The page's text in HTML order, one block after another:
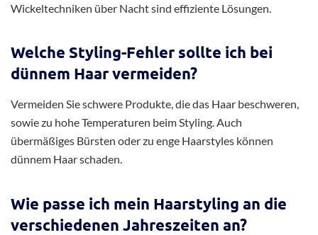
Wickeltechniken über Nacht sind effiziente Lösungen.
Welche Styling-Fehler sollte ich bei
dünnem Haar vermeiden?
Vermeiden Sie schwere Produkte, die das Haar beschweren,
sowie zu hohe Temperaturen beim Styling. Auch
übermäßiges Bürsten oder zu enge Haarstyles können
dünnem Haar schaden.
Wie passe ich mein Haarstyling an die
verschiedenen Jahreszeiten an?